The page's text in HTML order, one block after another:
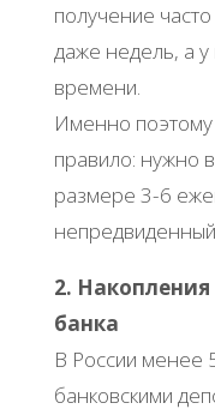
получение
даже недель, а у
времени.
Именно
правило: нужно
размере 3-6
2.
банка
В России менее
банковскими